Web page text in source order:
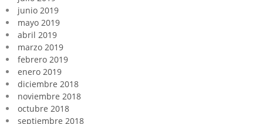
junio 2019
mayo 2019
abril 2019
marzo 2019
febrero 2019
enero 2019
diciembre 2018
noviembre 2018
octubre 2018
septiembre 2018